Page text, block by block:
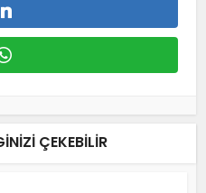
ÇEKEBILIR